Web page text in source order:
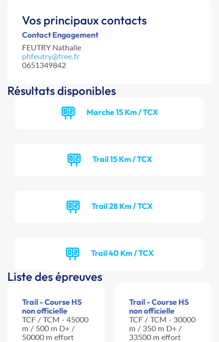
Vos principaux contacts
Contact Engagement
FEUTRY Nathalie
phfeutry@free.fr
0651349842
Résultats disponibles
Marche 15 Km / TCX
Trail 15 Km / TCX
Trail 28 Km / TCX
Trail 40 Km / TCX
Liste des épreuves
Trail - Course HS
non officielle
TCF / TCM - 45000
m / 500 m D+ /
50000 m effort
Trail - Course HS
non officielle
TCF / TCM - 30000
m / 350 m D+ /
33500 m effort